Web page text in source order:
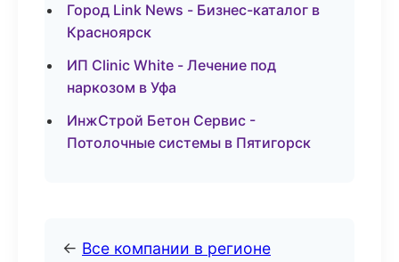
Город Link News - Бизнес-каталог в
Красноярск
ИП Clinic White - Лечение под
наркозом в Уфа
ИнжСтрой Бетон Сервис -
Потолочные системы в Пятигорск
← Все компании в регионе